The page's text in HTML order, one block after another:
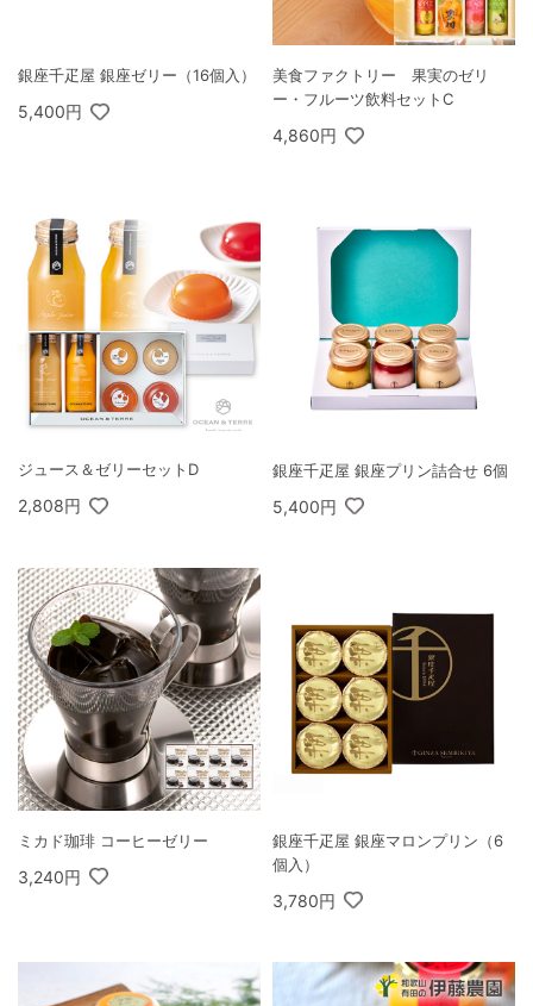
銀座千疋屋 銀座ゼリー（16個入）
5,400円
美食ファクトリー 果実のゼリ
ー・フルーツ飲料セットC
4,860円
ジュース＆ゼリーセットD
2,808円
銀座千疋屋 銀座プリン詰合せ 6個
5,400円
ミカド珈琲 コーヒーゼリー
3,240円
銀座千疋屋 銀座マロンプリン（6
個入）
3,780円